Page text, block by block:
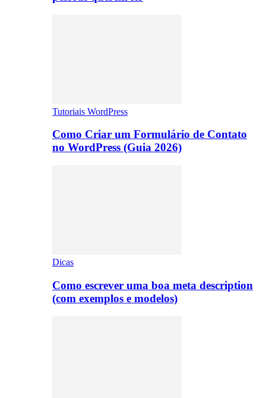
Tutoriais WordPress
Como Criar um Formulário de Contato
no WordPress (Guia 2026)
Dicas
Como escrever uma boa meta description
(com exemplos e modelos)